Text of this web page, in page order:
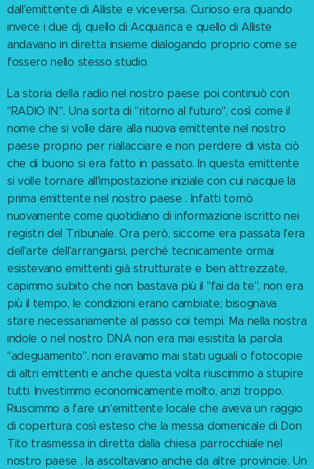
dall'emittente di Alliste e viceversa. Curioso era quando
invece i due dj, quello di Acquarica e quello di Alliste
andavano in diretta insieme dialogando proprio come se
fossero nello stesso studio.
La storia della radio nel nostro paese poi continuò con
"RADIO IN". Una sorta di "ritorno al futuro", così come il
nome che si volle dare alla nuova emittente nel nostro
paese proprio per riallacciare e non perdere di vista ciò
che di buono si era fatto in passato. In questa emittente
si volle tornare all'impostazione iniziale con cui nacque la
prima emittente nel nostro paese . Infatti tornò
nuovamente come quotidiano di informazione iscritto nei
registri del Tribunale. Ora però, siccome era passata l'era
dell'arte dell'arrangiarsi, perché tecnicamente ormai
esistevano emittenti già strutturate e ben attrezzate,
capimmo subito che non bastava più il "fai da te", non era
più il tempo, le condizioni erano cambiate; bisognava
stare necessariamente al passo coi tempi. Ma nella nostra
indole o nel nostro DNA non era mai esistita la parola
"adeguamento", non eravamo mai stati uguali o fotocopie
di altri emittenti e anche questa volta riuscimmo a stupire
tutti. Investimmo economicamente molto, anzi troppo.
Riuscimmo a fare un'emittente locale che aveva un raggio
di copertura così esteso che la messa domenicale di Don
Tito trasmessa in diretta dalla chiesa parrocchiale nel
nostro paese , la ascoltavano anche da altre provincie. Un